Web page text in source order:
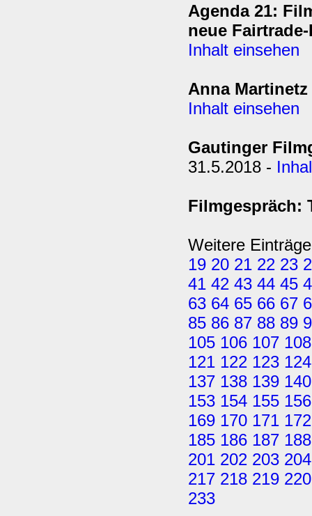
Agenda 21:
neue
Inhalt einsehen
Anna
Inhalt einsehen
Gautinger
31.5.2018 -
Filmgespräch:
Weitere
19 20 21 22 23
41 42 43 44 45
63 64 65 66 67
85 86 87 88 89
105 106 107 108
121 122 123 124
137 138 139 140
153 154 155 156
169 170 171 172
185 186 187 188
201 202 203 204
217 218 219 220
233